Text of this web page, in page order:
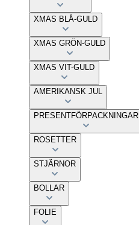
XMAS BLÅ-GULD
XMAS GRÖN-GULD
XMAS VIT-GULD
AMERIKANSK JUL
PRESENTFÖRPACKNINGAR
ROSETTER
STJÄRNOR
BOLLAR
FOLIE